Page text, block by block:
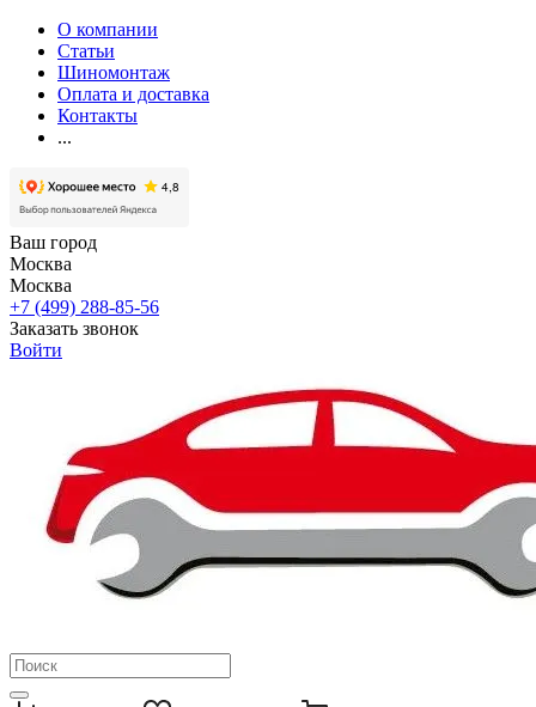
О компании
Статьи
Шиномонтаж
Оплата и доставка
Контакты
...
Ваш город
Москва
Москва
+7 (499) 288-85-56
Заказать звонок
Войти